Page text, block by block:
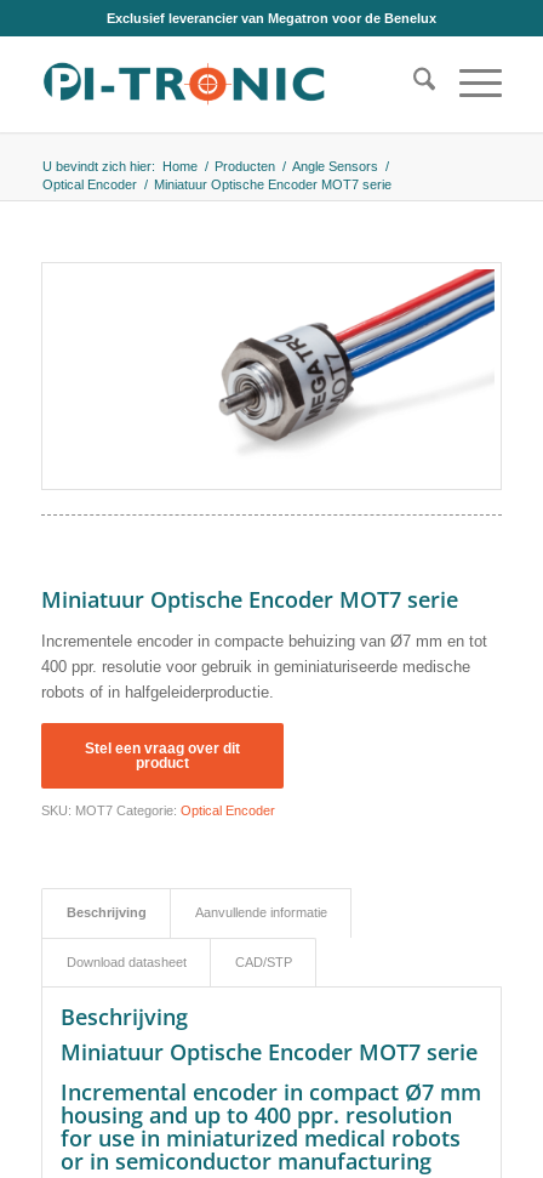
Exclusief leverancier van Megatron voor de Benelux
U bevindt zich hier: Home / Producten / Angle Sensors /
Optical Encoder / Miniatuur Optische Encoder MOT7 serie
Miniatuur Optische Encoder MOT7 serie
Incrementele encoder in compacte behuizing van Ø7 mm en tot
400 ppr. resolutie voor gebruik in geminiaturiseerde medische
robots of in halfgeleiderproductie.
SKU: MOT7 Categorie: Optical Encoder
Beschrijving Aanvullende informatie
Download datasheet CAD/STP
Beschrijving
Miniatuur Optische Encoder MOT7 serie
Incremental encoder in compact Ø7 mm
housing and up to 400 ppr. resolution
for use in miniaturized medical robots
or in semiconductor manufacturing